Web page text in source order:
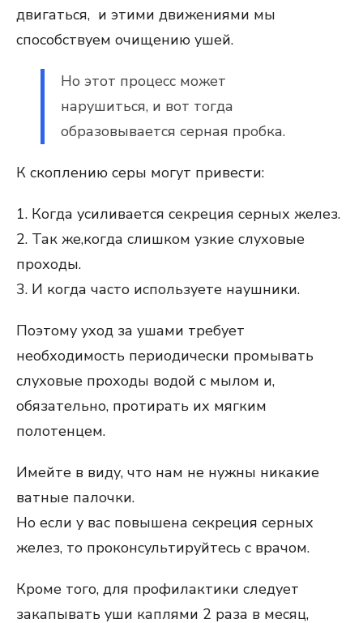
двигаться, и этими движениями мы
способствуем очищению ушей.
Но этот процесс может
нарушиться, и вот тогда
образовывается серная пробка.
К скоплению серы могут привести:
1. Когда усиливается секреция серных желез.
2. Так же,когда слишком узкие слуховые
проходы.
3. И когда часто используете наушники.
Поэтому уход за ушами требует
необходимость периодически промывать
слуховые проходы водой с мылом и,
обязательно, протирать их мягким
полотенцем.
Имейте в виду, что нам не нужны никакие
ватные палочки.
Но если у вас повышена секреция серных
желез, то проконсультируйтесь с врачом.
Кроме того, для профилактики следует
закапывать уши каплями 2 раза в месяц,